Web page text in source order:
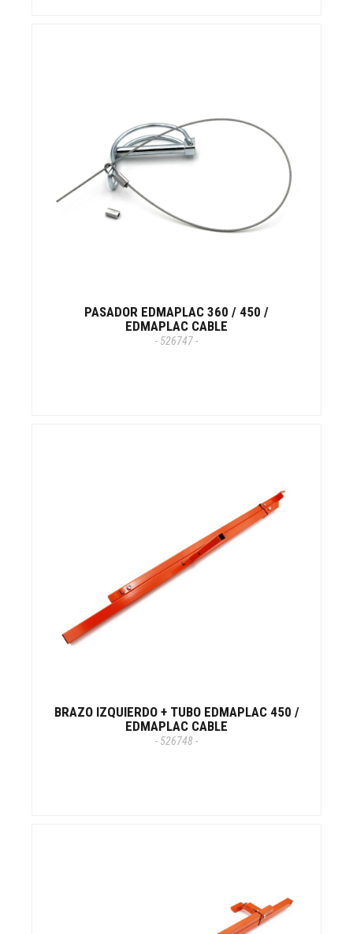
PASADOR EDMAPLAC 360 / 450 /
EDMAPLAC CABLE
- 526747 -
BRAZO IZQUIERDO + TUBO EDMAPLAC 450 /
EDMAPLAC CABLE
- 526748 -